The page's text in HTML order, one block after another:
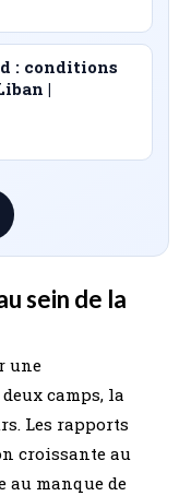
: conditions
|
sein de la
une
camps, la
Les rapports
croissante au
au manque de